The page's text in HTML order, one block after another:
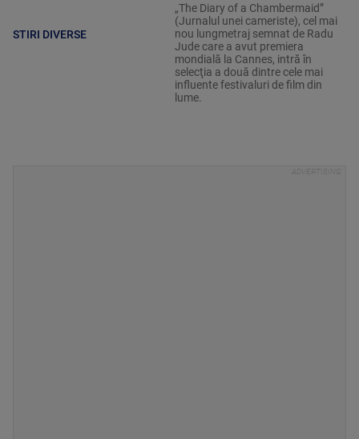
STIRI DIVERSE
„The Diary of a Chambermaid”
(Jurnalul unei cameriste), cel mai
nou lungmetraj semnat de Radu
Jude care a avut premiera
mondială la Cannes, intră în
selecţia a două dintre cele mai
influente festivaluri de film din
lume.